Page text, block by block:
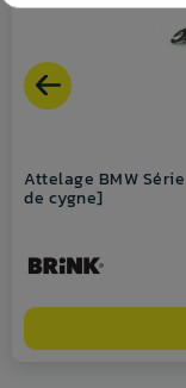
Attelage BMW
de cygne]